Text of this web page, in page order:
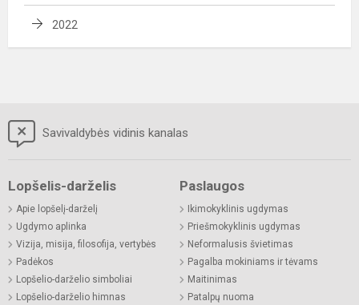
2022
Savivaldybės vidinis kanalas
Lopšelis-darželis
Apie lopšelį-darželį
Ugdymo aplinka
Vizija, misija, filosofija, vertybės
Padėkos
Lopšelio-darželio simboliai
Lopšelio-darželio himnas
Paslaugos
Ikimokyklinis ugdymas
Priešmokyklinis ugdymas
Neformalusis švietimas
Pagalba mokiniams ir tėvams
Maitinimas
Patalpų nuoma